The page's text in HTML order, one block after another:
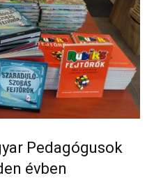
Pedagógusok
évben